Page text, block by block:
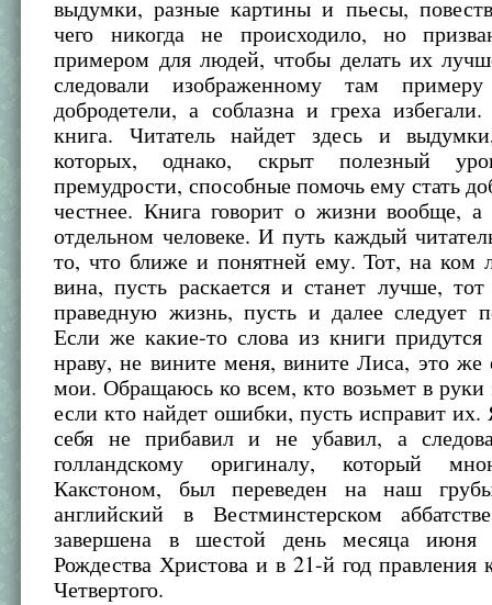
выдумки, разные картины и пьесы,
чего никогда не происходило, но
примером для людей, чтобы делать их
следовали изображенному там
добродетели, а соблазна и греха
книга. Читатель найдет здесь и
которых, однако, скрыт полезный
премудрости, способные помочь ему стать
честнее. Книга говорит о жизни вообще,
отдельном человеке. И путь каждый
то, что ближе и понятней ему. Тот, на ком
вина, пусть раскается и станет лучше,
праведную жизнь, пусть и далее следует
Если же какие-то слова из книги
нраву, не вините меня, вините Лиса, это же
мои. Обращаюсь ко всем, кто возьмет в руки
если кто найдет ошибки, пусть исправит
себя не прибавил и не убавил, а
голландскому оригиналу, который
Какстоном, был переведен на наш
английский в Вестминстерском
завершена в шестой день месяца июня
Рождества Христова и в 21-й год правления
Четвертого.